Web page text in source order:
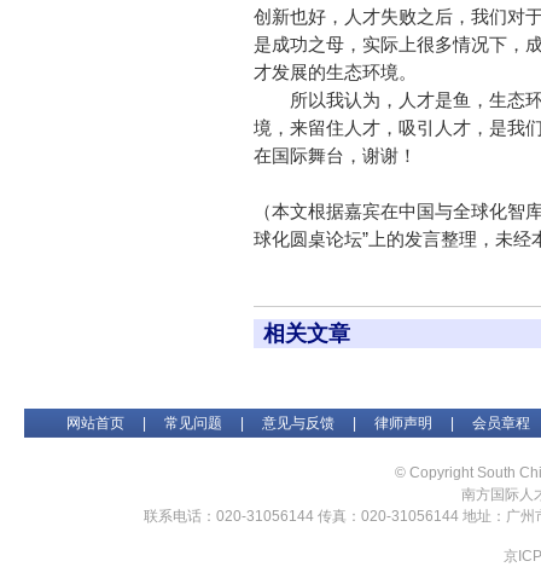
创新也好，人才失败之后，我们对
是成功之母，实际上很多情况下，
才发展的生态环境。
所以我认为，人才是鱼，生态环
境，来留住人才，吸引人才，是我
在国际舞台，谢谢！
（本文根据嘉宾在中国与全球化智
球化圆桌论坛”上的发言整理，未
相关文章
网站首页 常见问题 意见与反馈 律师声明 会员章程
© Copyright South
南方国际人
联系电话：020-31056144 传真：020-31056144 地址：广
京